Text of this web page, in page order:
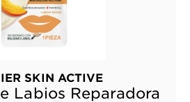
SKIN ACTIVE
Labios Reparadora